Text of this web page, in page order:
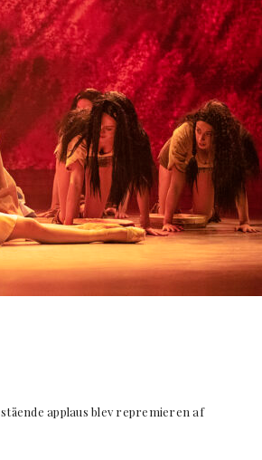
applaus blev repremieren af